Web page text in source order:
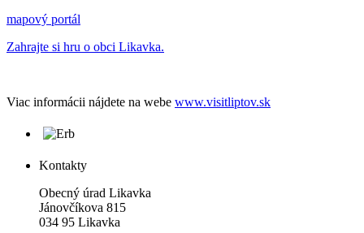
mapový portál
Zahrajte si hru o obci Likavka.
Viac informácii nájdete na webe www.visitliptov.sk
Kontakty
Obecný úrad Likavka
Jánovčíkova 815
034 95 Likavka